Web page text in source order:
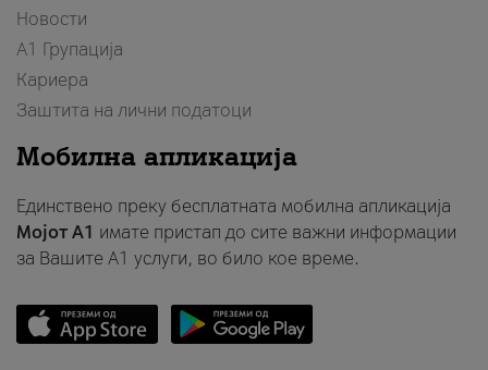
Новости
А1 Групација
Кариера
Заштита на лични податоци
Мобилна апликација
Единствено преку бесплатната мобилна апликација
Мојот A1 имате пристап до сите важни информации
за Вашите A1 услуги, во било кое време.